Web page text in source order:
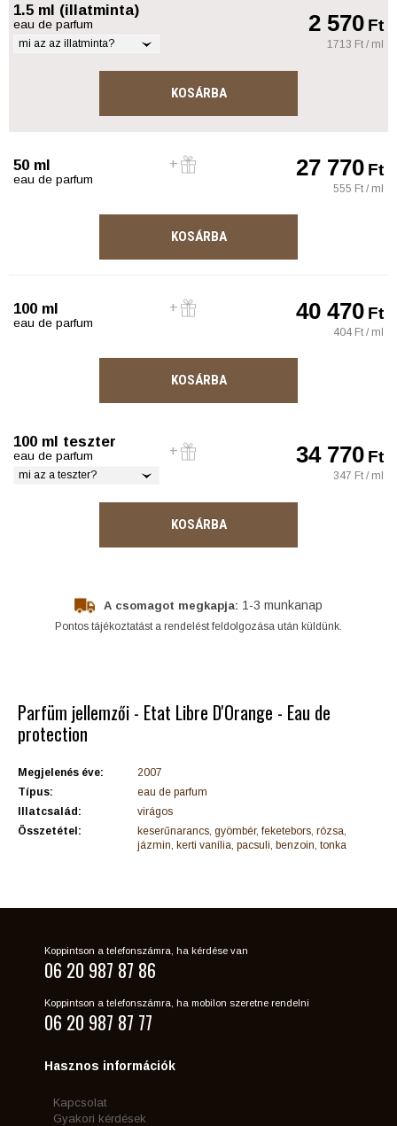
1.5 ml (illatminta)
eau de parfum
mi az az illatminta?
2 570Ft
1713 Ft / ml
KOSÁRBA
50 ml
eau de parfum 27 770Ft
555 Ft / ml
KOSÁRBA
100 ml
eau de parfum 40 470Ft
404 Ft / ml
KOSÁRBA
100 ml teszter
eau de parfum
mi az a teszter?
34 770Ft
347 Ft / ml
KOSÁRBA
A csomagot megkapja: 1-3 munkanap
Pontos tájékoztatást a rendelést feldolgozása után küldünk.
Parfüm jellemzői - Etat Libre D'Orange - Eau de
protection
Megjelenés éve:
2007
Típus:
eau de parfum
Illatcsalád:
virágos
Összetétel:
keserűnarancs, gyömbér, feketebors, rózsa,
jázmin, kerti vanília, pacsuli, benzoin, tonka
Koppintson a telefonszámra, ha kérdése van
06 20 987 87 86
Koppintson a telefonszámra, ha mobilon szeretne rendelni
06 20 987 87 77
Hasznos információk
Kapcsolat
Gyakori kérdések